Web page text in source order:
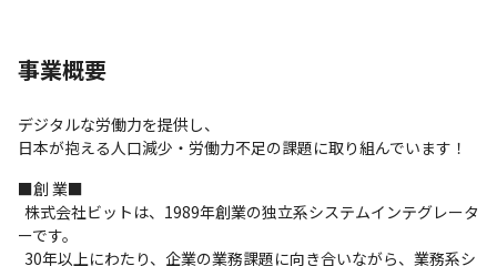
事業概要
デジタルな労働力を提供し、
日本が抱える人口減少・労働力不足の課題に取り組んでいます！
■創 業■
ーです。